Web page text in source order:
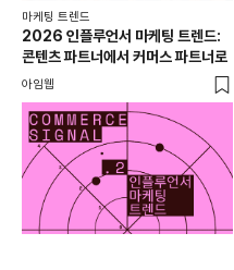
마케팅 트렌드
2026 인플루언서 마케팅 트렌드:
콘텐츠 파트너에서 커머스 파트너로
아임웹